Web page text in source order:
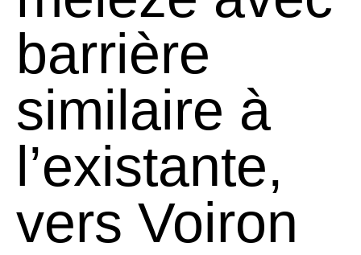
barrière
similaire à
l’existante,
vers Voiron